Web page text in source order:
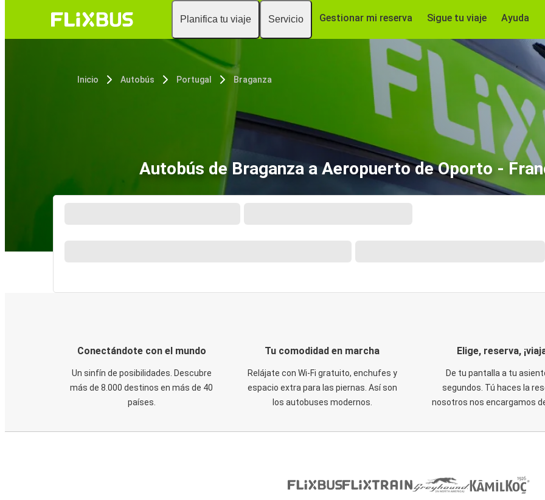
Planifica tu viaje Servicio Gestionar mi reserva Sigue tu viaje Ayuda
Inicio Autobús Portugal Braganza
Autobús de Braganza a Aeropuerto de Oporto -
Conectándote con el mundo
Un sinfín de posibilidades. Descubre
más de 8.000 destinos en más de 40
países.
Tu comodidad en marcha
Relájate con Wi-Fi gratuito, enchufes y
espacio extra para las piernas. Así son
los autobuses modernos.
Elige, reserva,
De tu pantalla a tu
segundos. Tú haces la
nosotros nos encargamos